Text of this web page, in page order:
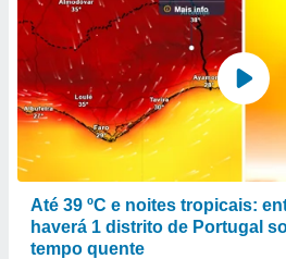
Até 39 ºC e noites tropicais:
haverá 1 distrito de Portugal
tempo quente